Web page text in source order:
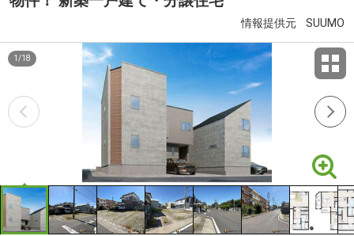
情報提供元 SUUMO
1 /18